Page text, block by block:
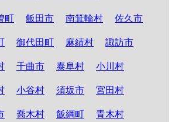
町 飯田市 南箕輪村 佐久市
御代田町 麻績村 諏訪市
千曲市 泰阜村 小川村
小谷村 須坂市 宮田村
喬木村 飯綱町 青木村